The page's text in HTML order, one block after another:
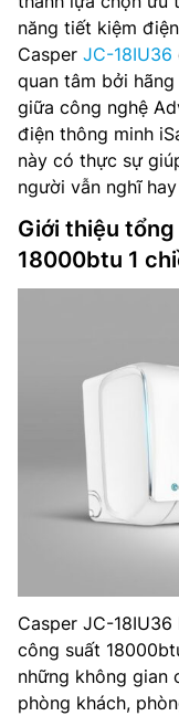
năng tiết kiệm
Casper JC-18IU36
quan tâm bởi
giữa công nghệ
điện thông minh
này có thực sự
người vẫn nghĩ
Giới thiệu
18000btu 1
Casper JC-18IU36
công suất
những không gian
phòng khách,